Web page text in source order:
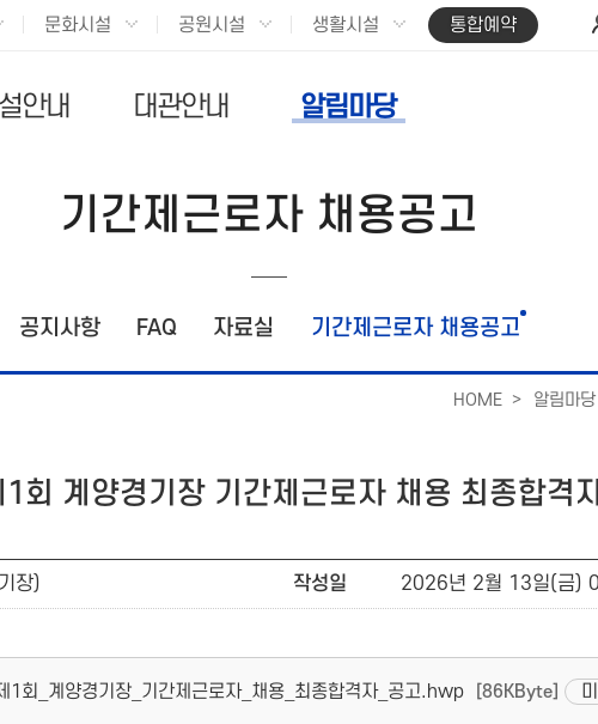
문화시설 공원시설 생활시설 통합예약
안내 대관안내 알림마당
기간제근로자 채용공고
공지사항 FAQ 자료실 기간제근로자 채용공고
HOME 알림마당
회 계양경기장 기간제근로자 채용 최종합격
장) 작성일 2026년 2월 13일(금)
1회_계양경기장_기간제근로자_채용_최종합격자_공고.hwp [86KByte]